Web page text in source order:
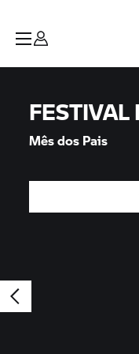
Home
FESTIVAL
Mês dos Pais